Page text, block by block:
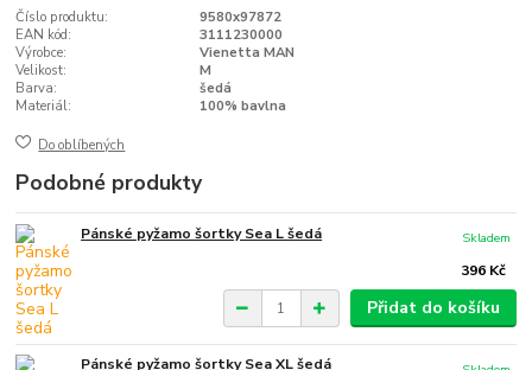
Číslo produktu:
9580x97872
EAN kód:
3111230000
Výrobce:
Vienetta MAN
Velikost:
M
Barva:
šedá
Materiál:
100% bavlna
Do oblíbených
Podobné produkty
Pánské pyžamo šortky Sea L šedá
396 Kč
Skladem
Přidat do košíku
Pánské pyžamo šortky Sea XL šedá